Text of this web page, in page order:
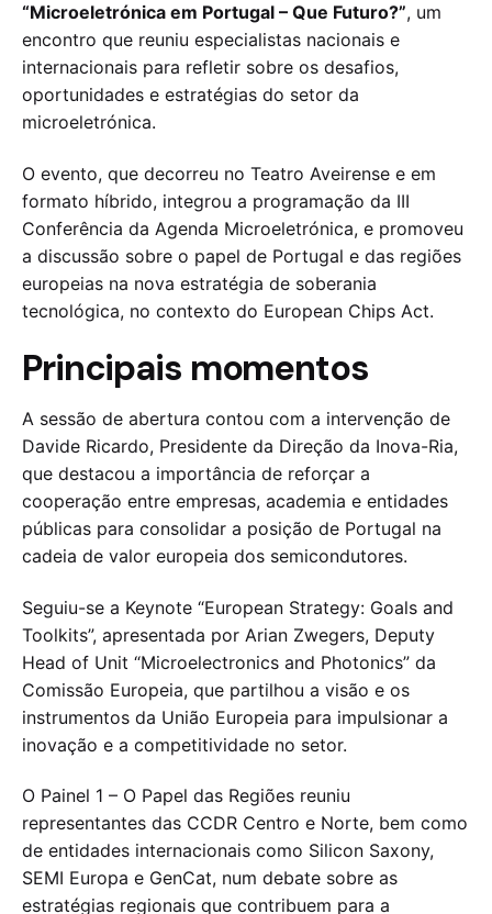
“Microeletrónica em Portugal – Que Futuro?”, um
encontro que reuniu especialistas nacionais e
internacionais para refletir sobre os desafios,
oportunidades e estratégias do setor da
microeletrónica.
O evento, que decorreu no Teatro Aveirense e em
formato híbrido, integrou a programação da III
Conferência da Agenda Microeletrónica, e promoveu
a discussão sobre o papel de Portugal e das regiões
europeias na nova estratégia de soberania
tecnológica, no contexto do European Chips Act.
Principais momentos
A sessão de abertura contou com a intervenção de
Davide Ricardo, Presidente da Direção da Inova-Ria,
que destacou a importância de reforçar a
cooperação entre empresas, academia e entidades
públicas para consolidar a posição de Portugal na
cadeia de valor europeia dos semicondutores.
Seguiu-se a Keynote “European Strategy: Goals and
Toolkits”, apresentada por Arian Zwegers, Deputy
Head of Unit “Microelectronics and Photonics” da
Comissão Europeia, que partilhou a visão e os
instrumentos da União Europeia para impulsionar a
inovação e a competitividade no setor.
O Painel 1 – O Papel das Regiões reuniu
representantes das CCDR Centro e Norte, bem como
de entidades internacionais como Silicon Saxony,
SEMI Europa e GenCat, num debate sobre as
estratégias regionais que contribuem para a